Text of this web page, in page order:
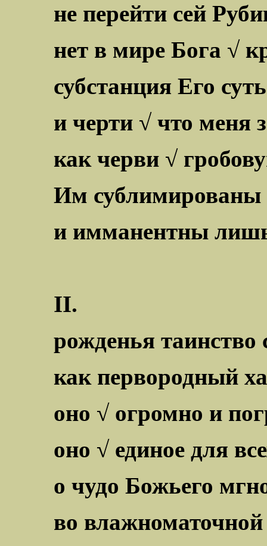
не перейти сей
нет в мире Бога √
субстанция Его
и черти √ что меня
как черви √
Им
и имманентны
II.
рожденья таинство
как первородный
оно √ огромно и
оно √ единое для
о чудо Божьего
во